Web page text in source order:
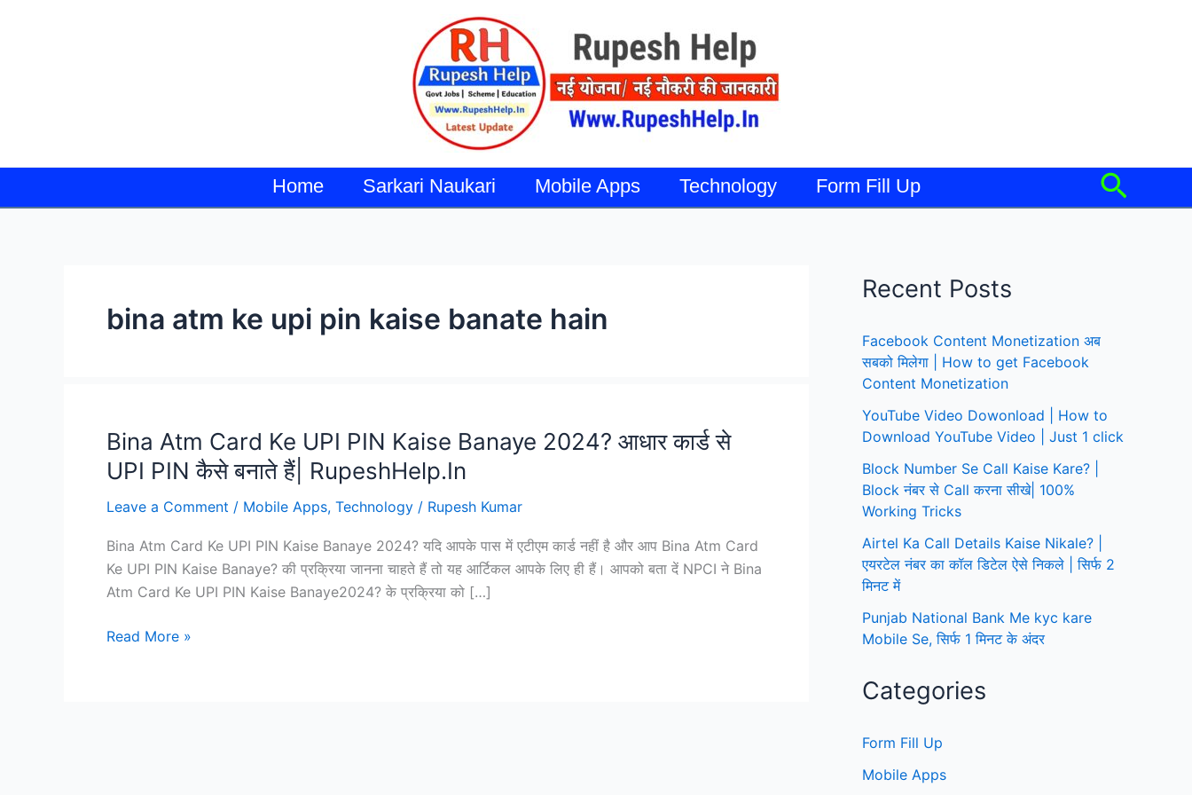
Home Sarkari Naukari Mobile Apps Technology Form Fill Up
bina atm ke upi pin kaise banate hain
Bina Atm Card Ke UPI PIN Kaise Banaye 2024? आधार कार्ड से
UPI PIN कैसे बनाते हैं| RupeshHelp.In
Leave a Comment / Mobile Apps, Technology / Rupesh Kumar
Bina Atm Card Ke UPI PIN Kaise Banaye 2024? यदि आपके पास में एटीएम कार्ड नहीं है और आप Bina Atm Card
Ke UPI PIN Kaise Banaye? की प्रक्रिया जानना चाहते हैं तो यह आर्टिकल आपके लिए ही हैं। आपको बता दें NPCI ने Bina
Atm Card Ke UPI PIN Kaise Banaye2024? के प्रक्रिया को […]
Bina
Read More »
Recent Posts
Facebook Content Monetization अब
सबको मिलेगा | How to get Facebook
Content Monetization
YouTube Video Dowonload | How to
Download YouTube Video | Just 1 click
Block Number Se Call Kaise Kare? |
Block नंबर से Call करना सीखे| 100%
Working Tricks
Airtel Ka Call Details Kaise Nikale? |
एयरटेल नंबर का कॉल डिटेल ऐसे निकले | सिर्फ 2
मिनट में
Punjab National Bank Me kyc kare
Mobile Se, सिर्फ 1 मिनट के अंदर
Categories
Form Fill Up
Mobile Apps